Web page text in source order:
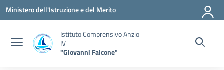
Vai ai contenuti
Vai al menu di navigazione
Vai al footer
Ministero dell'Istruzione e del Merito
Istituto Comprensivo Anzio
IV
"Giovanni Falcone"